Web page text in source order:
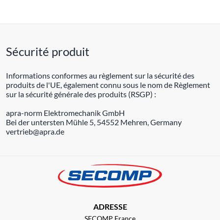
Sécurité produit
Informations conformes au règlement sur la sécurité des
produits de l'UE, également connu sous le nom de Règlement
sur la sécurité générale des produits (RSGP) :
apra-norm Elektromechanik GmbH
Bei der untersten Mühle 5, 54552 Mehren, Germany
vertrieb@apra.de
ADRESSE
SECOMP France